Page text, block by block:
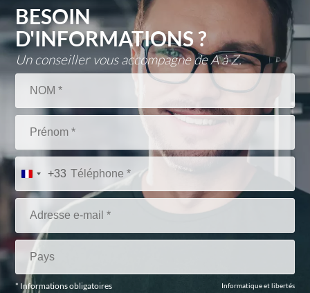
BESOIN
D'INFORMATIONS ?
Un conseiller vous accompagne de A à Z.
+33
* Informations obligatoires Informatique et libertés